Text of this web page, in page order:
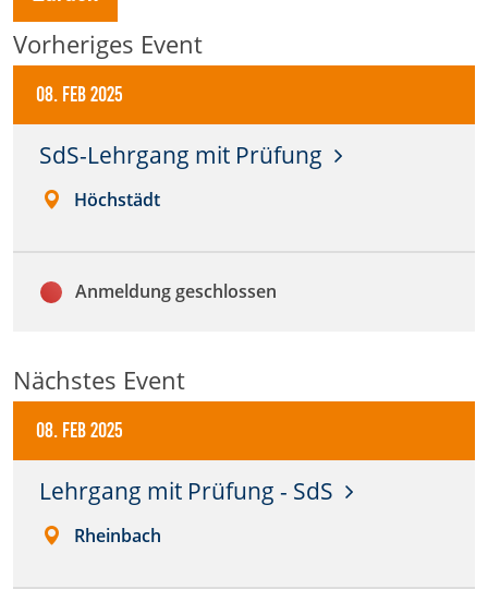
Vorheriges Event
08. Feb 2025
SdS-Lehrgang mit Prüfung
Höchstädt
Anmeldung geschlossen
Nächstes Event
08. Feb 2025
Lehrgang mit Prüfung - SdS
Rheinbach
Anbieter:
DMSB
Dieser Cookie speichert Informationen zu
verwendeten Hintergrundbildern der Website.
Cookie Laufzeit:
Cookie Consent
cookie_consent
Anbieter:
DMSB
Zweck:
Dieser Cookie speichert die gewählten Cookie-